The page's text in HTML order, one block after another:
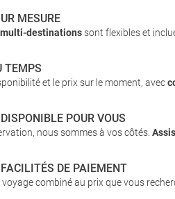
MESURE
destinations sont flexibles et
TEMPS
et le prix sur le moment, avec
POUR VOUS
nous sommes à vos côtés.
DE PAIEMENT
combiné au prix que vous